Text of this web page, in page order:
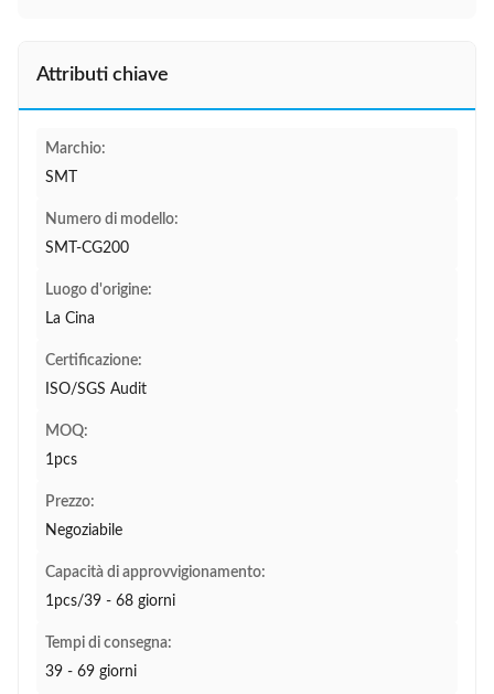
Attributi chiave
Marchio:
SMT
Numero di modello:
SMT-CG200
Luogo d'origine:
La Cina
Certificazione:
ISO/SGS Audit
MOQ:
1pcs
Prezzo:
Negoziabile
Capacità di approvvigionamento:
1pcs/39 - 68 giorni
Tempi di consegna:
39 - 69 giorni